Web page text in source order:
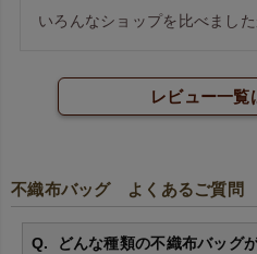
いろんなショップを比べました
レビュー一覧
不織布バッグ よくあるご質問
どんな種類の不織布バッグ